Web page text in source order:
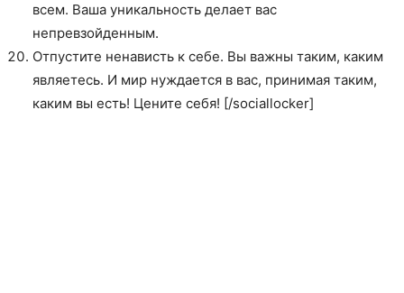
всем. Ваша уникальность делает вас
непревзойденным.
Отпустите ненависть к себе. Вы важны таким, каким
являетесь. И мир нуждается в вас, принимая таким,
каким вы есть! Цените себя! [/sociallocker]